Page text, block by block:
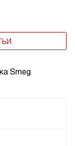
Smeg